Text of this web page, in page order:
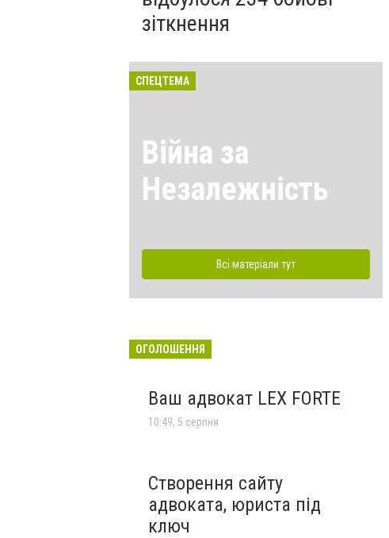
зіткнення
СПЕЦТЕМА
Війна за
Незалежність
Всі матеріали тут
ОГОЛОШЕННЯ
Ваш адвокат LEX FORTE
10:49, 5 серпня
Створення сайту
адвоката, юриста під
ключ